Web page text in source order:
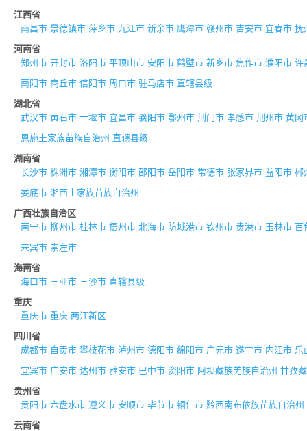
江西省
南昌市 景德镇市 萍乡市 九江市 新余市 鹰潭市 赣州市 吉安市 宜春市 抚
河南省
郑州市 开封市 洛阳市 平顶山市 安阳市 鹤壁市 新乡市 焦作市 濮阳市 许
南阳市 商丘市 信阳市 周口市 驻马店市 直辖县级
湖北省
武汉市 黄石市 十堰市 宜昌市 襄阳市 鄂州市 荆门市 孝感市 荆州市 黄冈
恩施土家族苗族自治州 直辖县级
湖南省
长沙市 株洲市 湘潭市 衡阳市 邵阳市 岳阳市 常德市 张家界市 益阳市 郴
娄底市 湘西土家族苗族自治州
广西壮族自治区
南宁市 柳州市 桂林市 梧州市 北海市 防城港市 钦州市 贵港市 玉林市 百
来宾市 崇左市
海南省
海口市 三亚市 三沙市 直辖县级
重庆
重庆市 重庆 两江新区
四川省
成都市 自贡市 攀枝花市 泸州市 德阳市 绵阳市 广元市 遂宁市 内江市 乐
宜宾市 广安市 达州市 雅安市 巴中市 资阳市 阿坝藏族羌族自治州 甘孜
贵州省
贵阳市 六盘水市 遵义市 安顺市 毕节市 铜仁市 黔西南布依族苗族自治州
云南省